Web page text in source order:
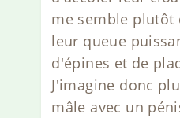
me semble plutôt
leur queue
d'épines et de
J'imagine donc
mâle avec un